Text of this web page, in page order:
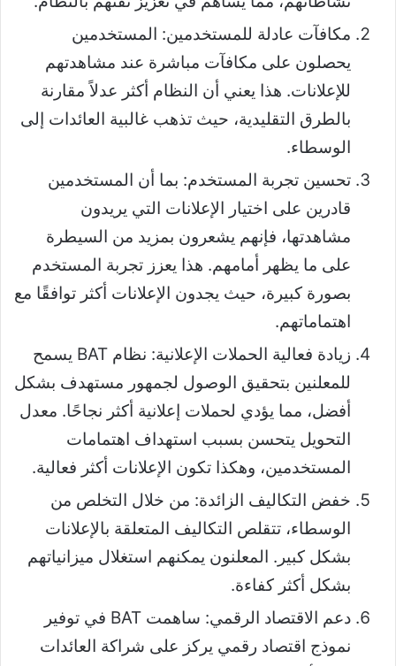
مكافآت عادلة للمستخدمين: المستخدمين
يحصلون على مكافآت مباشرة عند مشاهدتهم
للإعلانات. هذا يعني أن النظام أكثر عدلاً مقارنة
بالطرق التقليدية، حيث تذهب غالبية العائدات إلى
الوسطاء.
تحسين تجربة المستخدم: بما أن المستخدمين
قادرين على اختيار الإعلانات التي يريدون
مشاهدتها، فإنهم يشعرون بمزيد من السيطرة
على ما يظهر أمامهم. هذا يعزز تجربة المستخدم
بصورة كبيرة، حيث يجدون الإعلانات أكثر توافقًا مع
اهتماماتهم.
زيادة فعالية الحملات الإعلانية: نظام BAT يسمح
للمعلنين بتحقيق الوصول لجمهور مستهدف بشكل
أفضل، مما يؤدي لحملات إعلانية أكثر نجاحًا. معدل
التحويل يتحسن بسبب استهداف اهتمامات
المستخدمين، وهكذا تكون الإعلانات أكثر فعالية.
خفض التكاليف الزائدة: من خلال التخلص من
الوسطاء، تتقلص التكاليف المتعلقة بالإعلانات
بشكل كبير. المعلنون يمكنهم استغلال ميزانياتهم
بشكل أكثر كفاءة.
دعم الاقتصاد الرقمي: ساهمت BAT في توفير
نموذج اقتصاد رقمي يركز على شراكة العائدات